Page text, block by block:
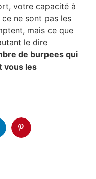
votre capacité à
ne sont pas les
mais ce que
le dire
de burpees qui
vous les